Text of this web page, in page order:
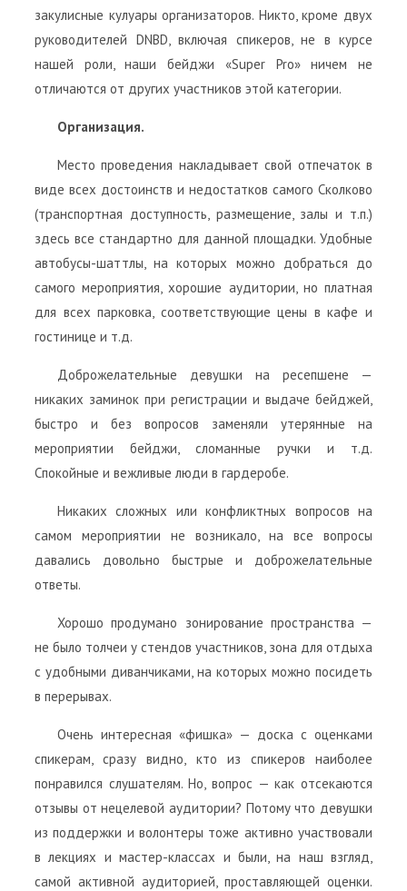
закулисные кулуары организаторов. Никто, кроме двух
руководителей DNBD, включая спикеров, не в курсе
нашей роли, наши бейджи «Super Pro» ничем не
отличаются от других участников этой категории.
Организация.
Место проведения накладывает свой отпечаток в
виде всех достоинств и недостатков самого Сколково
(транспортная доступность, размещение, залы и т.п.)
здесь все стандартно для данной площадки. Удобные
автобусы-шаттлы, на которых можно добраться до
самого мероприятия, хорошие аудитории, но платная
для всех парковка, соответствующие цены в кафе и
гостинице и т.д.
Доброжелательные девушки на ресепшене —
никаких заминок при регистрации и выдаче бейджей,
быстро и без вопросов заменяли утерянные на
мероприятии бейджи, сломанные ручки и т.д.
Спокойные и вежливые люди в гардеробе.
Никаких сложных или конфликтных вопросов на
самом мероприятии не возникало, на все вопросы
давались довольно быстрые и доброжелательные
ответы.
Хорошо продумано зонирование пространства —
не было толчеи у стендов участников, зона для отдыха
с удобными диванчиками, на которых можно посидеть
в перерывах.
Очень интересная «фишка» — доска с оценками
спикерам, сразу видно, кто из спикеров наиболее
понравился слушателям. Но, вопрос — как отсекаются
отзывы от нецелевой аудитории? Потому что девушки
из поддержки и волонтеры тоже активно участвовали
в лекциях и мастер-классах и были, на наш взгляд,
самой активной аудиторией, проставляющей оценки.